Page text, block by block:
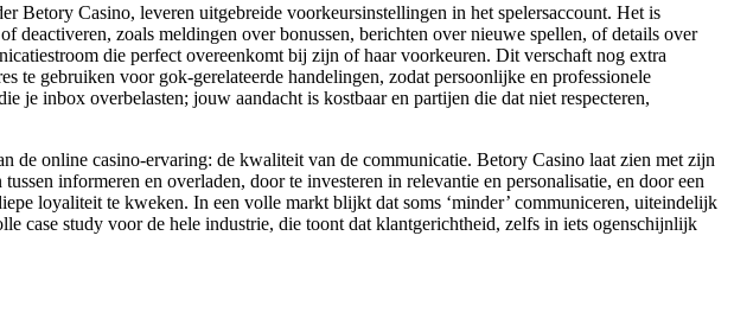
Betory Casino, leveren uitgebreide voorkeursinstellingen in het spelersaccount. Het is
deactiveren, zoals meldingen over bonussen, berichten over nieuwe spellen, of details over
die perfect overeenkomt bij zijn of haar voorkeuren. Dit verschaft nog extra
te gebruiken voor gok-gerelateerde handelingen, zodat persoonlijke en professionele
je inbox overbelasten; jouw aandacht is kostbaar en partijen die dat niet respecteren,
de online casino-ervaring: de kwaliteit van de communicatie. Betory Casino laat zien met zijn
informeren en overladen, door te investeren in relevantie en personalisatie, en door een
loyaliteit te kweken. In een volle markt blijkt dat soms ‘minder’ communiceren, uiteindelijk
case study voor de hele industrie, die toont dat klantgerichtheid, zelfs in iets ogenschijnlijk